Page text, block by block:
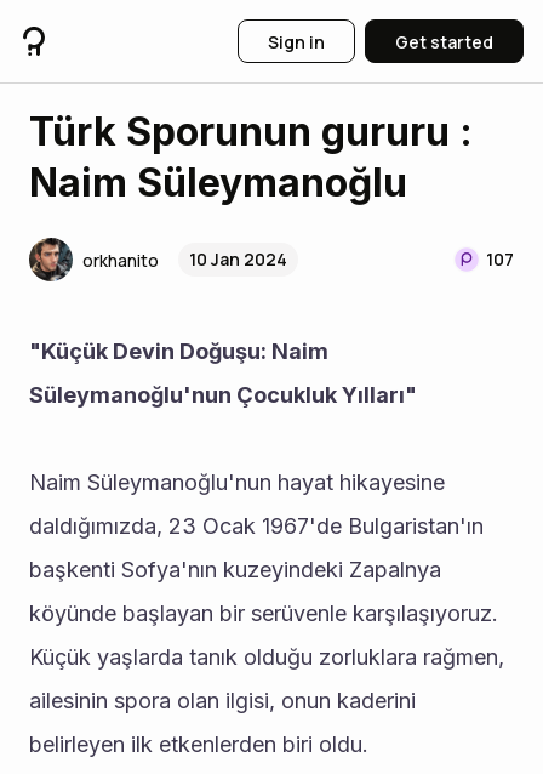
Sign in Get started
Türk Sporunun gururu :
Naim Süleymanoğlu
orkhanito 10 Jan 2024 107
"Küçük Devin Doğuşu: Naim
Süleymanoğlu'nun Çocukluk Yılları"
Naim Süleymanoğlu'nun hayat hikayesine
daldığımızda, 23 Ocak 1967'de Bulgaristan'ın
başkenti Sofya'nın kuzeyindeki Zapalnya
köyünde başlayan bir serüvenle karşılaşıyoruz.
Küçük yaşlarda tanık olduğu zorluklara rağmen,
ailesinin spora olan ilgisi, onun kaderini
belirleyen ilk etkenlerden biri oldu.